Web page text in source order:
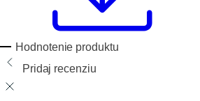
Hodnotenie produktu
Pridaj recenziu